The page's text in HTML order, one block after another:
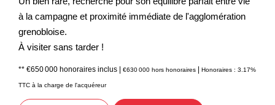
à la campagne et proximité immédiate de l'agglomération
grenobloise.
À visiter sans tarder !
** €650 000 honoraires inclus | €630 000 hors honoraires | Honoraires : 3.17%
TTC à la charge de l'acquéreur